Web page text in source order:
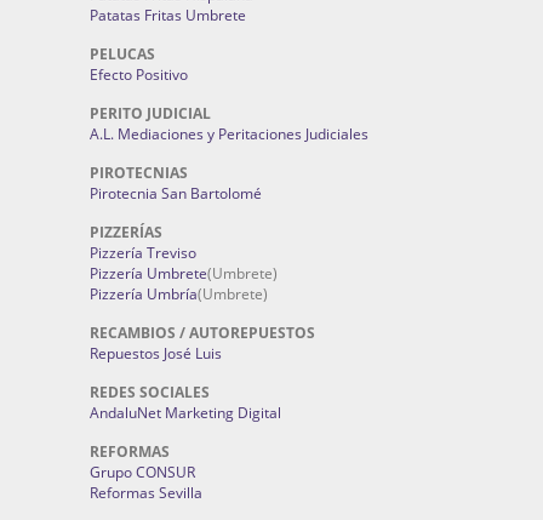
Patatas Fritas Umbrete
PELUCAS
Efecto Positivo
PERITO JUDICIAL
A.L. Mediaciones y Peritaciones Judiciales
PIROTECNIAS
Pirotecnia San Bartolomé
PIZZERÍAS
Pizzería Treviso
Pizzería Umbrete(Umbrete)
Pizzería Umbría(Umbrete)
RECAMBIOS / AUTOREPUESTOS
Repuestos José Luis
REDES SOCIALES
AndaluNet Marketing Digital
REFORMAS
Grupo CONSUR
Reformas Sevilla